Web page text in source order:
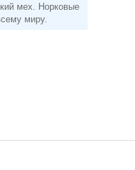
мех. Норковые
миру.